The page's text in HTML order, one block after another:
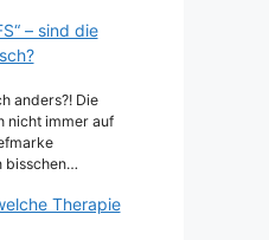
– sind die
anders?! Die
nicht immer auf
bisschen…
Therapie